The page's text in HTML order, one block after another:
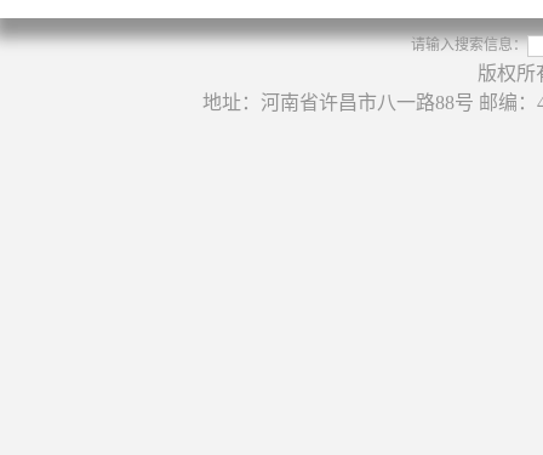
请输入搜索信息：
版权所
地址：河南省许昌市八一路88号 邮编：